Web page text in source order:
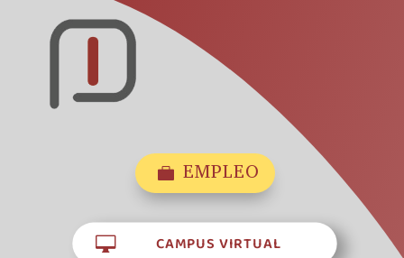
 EMPLEO
 CAMPUS VIRTUAL